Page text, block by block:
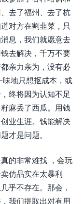
去了福州、去了杭
对方在割韭菜，只
息，我们就愿意去
去解决，千万不要
亲力亲为，没有必
地只想抠成本，或
终将因为认知不足
麻丢了西瓜。用钱
业生涯。钱能解决
才是问题。
的非常难找 ，会玩
仿品实在太暴利
乎不存在。那会，
我们提取出对有用